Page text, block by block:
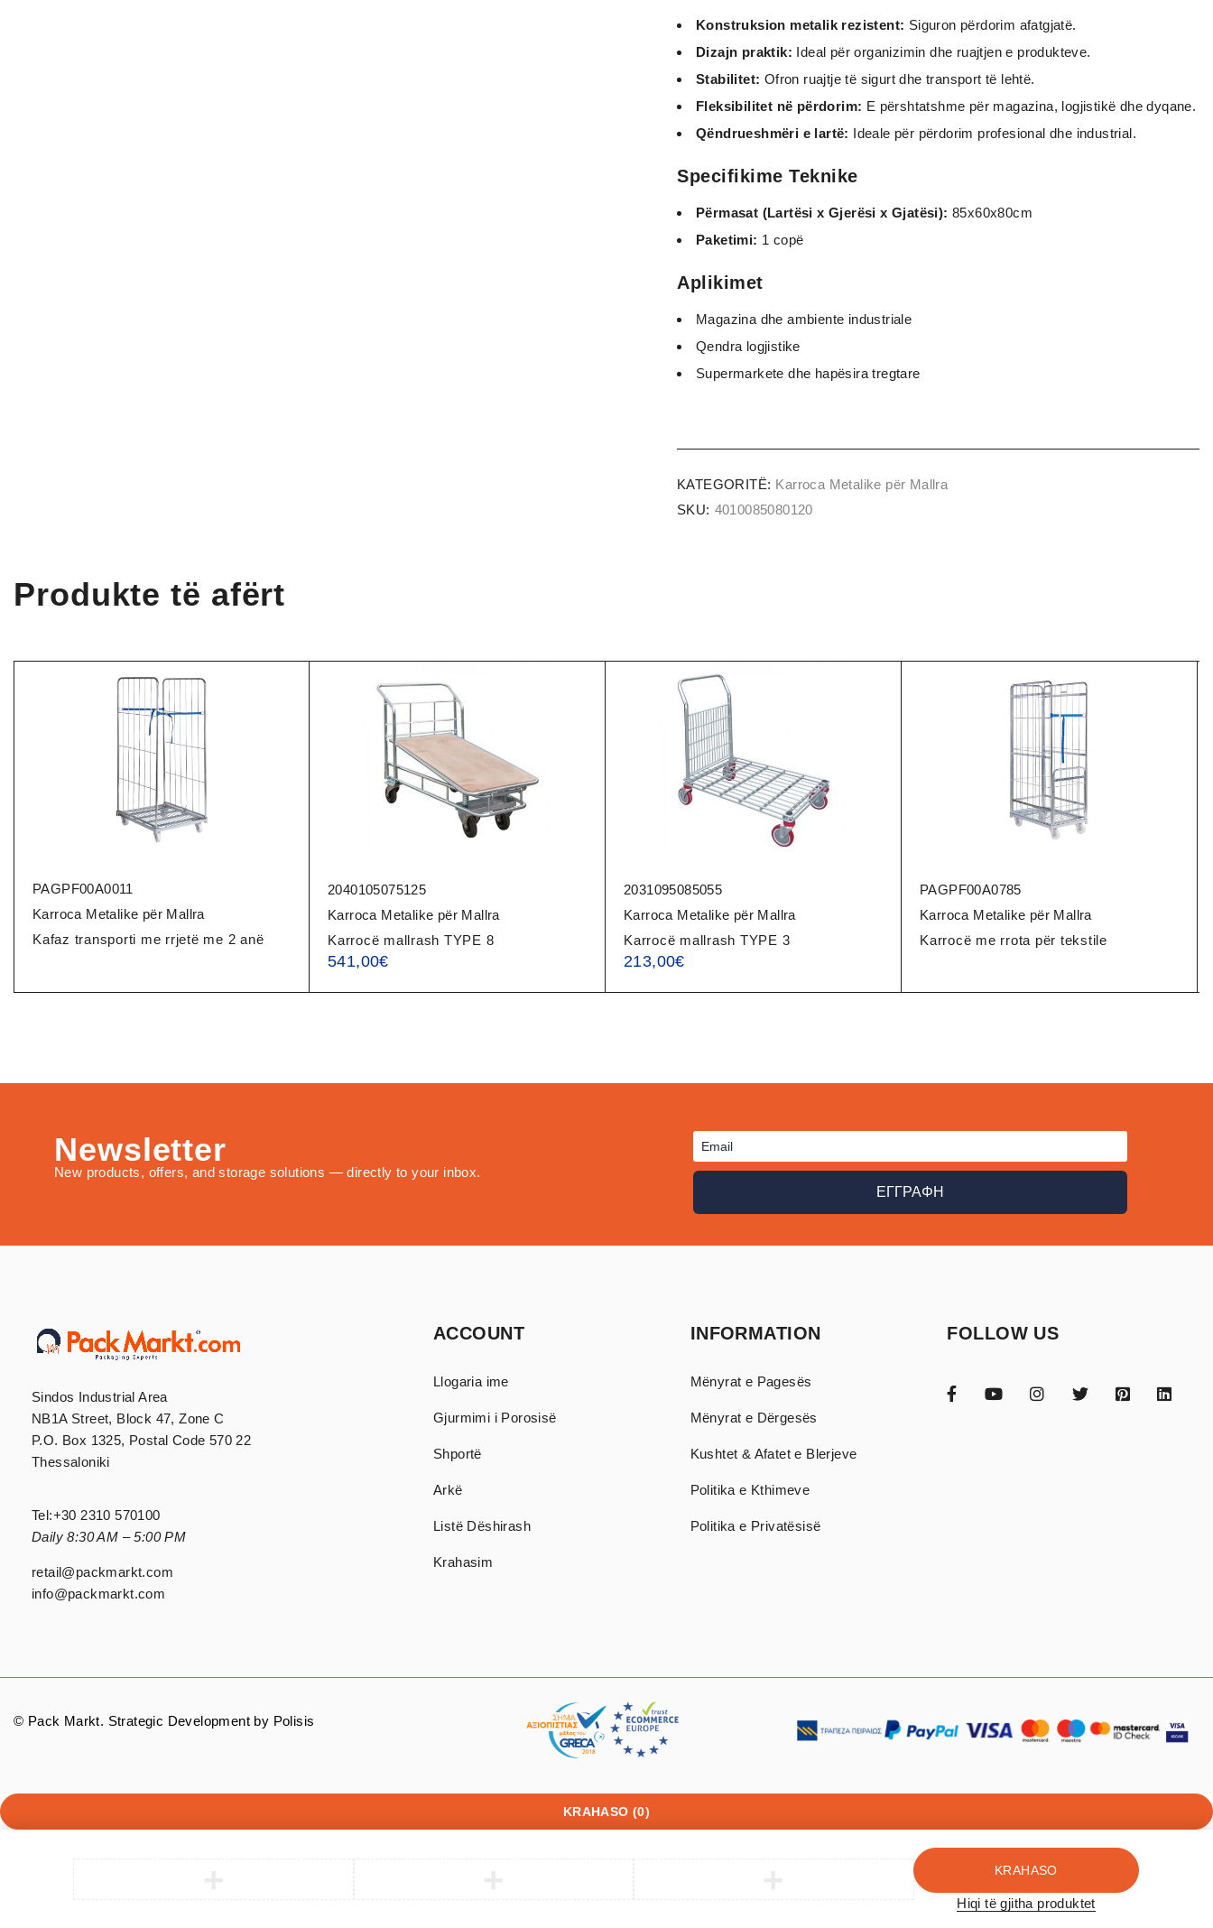
Konstruksion metalik rezistent: Siguron përdorim afatgjatë.
Dizajn praktik: Ideal për organizimin dhe ruajtjen e produkteve.
Stabilitet: Ofron ruajtje të sigurt dhe transport të lehtë.
Fleksibilitet në përdorim: E përshtatshme për magazina, logjistikë dhe dyqane.
Qëndrueshmëri e lartë: Ideale për përdorim profesional dhe industrial.
Specifikime Teknike
Përmasat (Lartësi x Gjerësi x Gjatësi): 85x60x80cm
Paketimi: 1 copë
Aplikimet
Magazina dhe ambiente industriale
Qendra logjistike
Supermarkete dhe hapësira tregtare
KATEGORITË: Karroca Metalike për Mallra
SKU: 4010085080120
Produkte të afërt
PAGPF00A0011
Karroca Metalike për Mallra
Kafaz transporti me rrjetë me 2 anë
2040105075125
Karroca Metalike për Mallra
Karrocë mallrash TYPE 8
541,00€
2031095085055
Karroca Metalike për Mallra
Karrocë mallrash TYPE 3
213,00€
PAGPF00A0785
Karroca Metalike për Mallra
Karrocë me rrota për tekstile
Newsletter
New products, offers, and storage solutions — directly to your inbox.
ΕΓΓΡΑΦΗ
Sindos Industrial Area
NB1A Street, Block 47, Zone C
P.O. Box 1325, Postal Code 570 22
Thessaloniki
Tel:+30 2310 570100
Daily 8:30 AM – 5:00 PM
retail@packmarkt.com
info@packmarkt.com
ACCOUNT
Llogaria ime
Gjurmimi i Porosisë
Shportë
Arkë
Listë Dëshirash
Krahasim
INFORMATION
Mënyrat e Pagesës
Mënyrat e Dërgesës
Kushtet & Afatet e Blerjeve
Politika e Kthimeve
Politika e Privatësisë
FOLLOW US
© Pack Markt. Strategic Development by Polisis
KRAHASO (0)
KRAHASO
Hiqi të gjitha produktet